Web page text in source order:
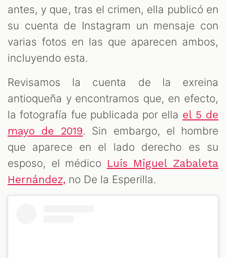
antes, y que, tras el crimen, ella publicó en
su cuenta de Instagram un mensaje con
varias fotos en las que aparecen ambos,
incluyendo esta.
Revisamos la cuenta de la exreina
antioqueña y encontramos que, en efecto,
la fotografía fue publicada por ella el 5 de
mayo de 2019. Sin embargo, el hombre
que aparece en el lado derecho es su
esposo, el médico Luis Miguel Zabaleta
Hernández, no De la Esperilla.